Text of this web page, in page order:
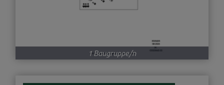
1 Baugruppe/n